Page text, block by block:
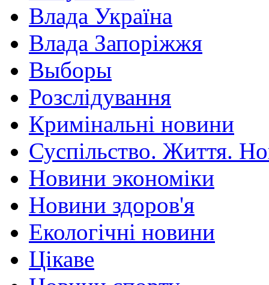
Влада Україна
Влада Запоріжжя
Выборы
Розслідування
Кримінальні новини
Суспільство. Життя.
Новини экономіки
Новини здоров'я
Екологічні новини
Цікаве